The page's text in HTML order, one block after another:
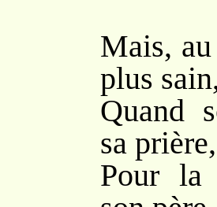
Mais,
plus
Quand
sa prière,
Pour la